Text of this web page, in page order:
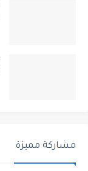
مشاركة مميزة